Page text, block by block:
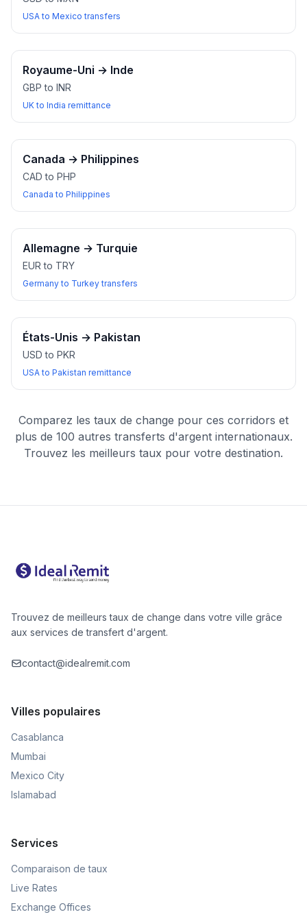
USA to Mexico transfers
Royaume-Uni → Inde
GBP to INR
UK to India remittance
Canada → Philippines
CAD to PHP
Canada to Philippines
Allemagne → Turquie
EUR to TRY
Germany to Turkey transfers
États-Unis → Pakistan
USD to PKR
USA to Pakistan remittance
Comparez les taux de change pour ces corridors et
plus de 100 autres transferts d'argent internationaux.
Trouvez les meilleurs taux pour votre destination.
Trouvez de meilleurs taux de change dans votre ville grâce
aux services de transfert d'argent.
contact@idealremit.com
Villes populaires
Casablanca
Mumbai
Mexico City
Islamabad
Services
Comparaison de taux
Live Rates
Exchange Offices